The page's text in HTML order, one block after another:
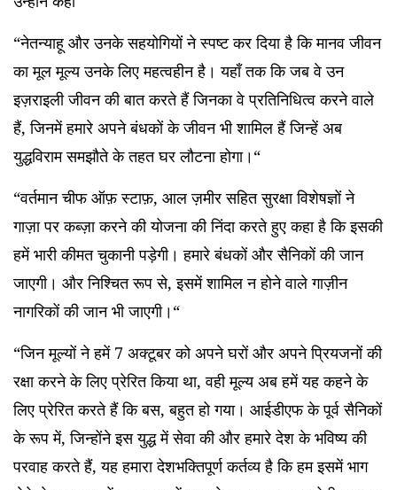
“नेतन्याहू और उनके सहयोगियों ने स्पष्ट कर दिया है कि मानव जीवन
का मूल मूल्य उनके लिए महत्वहीन है। यहाँ तक कि जब वे उन
इज़राइली जीवन की बात करते हैं जिनका वे प्रतिनिधित्व करने वाले
हैं, जिनमें हमारे अपने बंधकों के जीवन भी शामिल हैं जिन्हें अब
युद्धविराम समझौते के तहत घर लौटना होगा।“
“वर्तमान चीफ ऑफ़ स्टाफ़, आल ज़मीर सहित सुरक्षा विशेषज्ञों ने
गाज़ा पर कब्ज़ा करने की योजना की निंदा करते हुए कहा है कि इसकी
हमें भारी कीमत चुकानी पड़ेगी। हमारे बंधकों और सैनिकों की जान
जाएगी। और निश्चित रूप से, इसमें शामिल न होने वाले गाज़ीन
नागरिकों की जान भी जाएगी।“
“जिन मूल्यों ने हमें 7 अक्टूबर को अपने घरों और अपने प्रियजनों की
रक्षा करने के लिए प्रेरित किया था, वही मूल्य अब हमें यह कहने के
लिए प्रेरित करते हैं कि बस, बहुत हो गया। आईडीएफ के पूर्व सैनिकों
के रूप में, जिन्होंने इस युद्ध में सेवा की और हमारे देश के भविष्य की
परवाह करते हैं, यह हमारा देशभक्तिपूर्ण कर्तव्य है कि हम इसमें भाग